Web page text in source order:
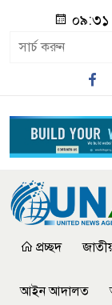
০৯:৩১
প্রচ্ছদ
আইন আদালত